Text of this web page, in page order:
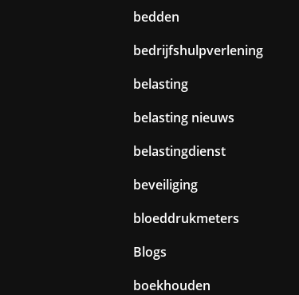
bedden
bedrijfshulpverlening
belasting
belasting nieuws
belastingdienst
beveiliging
bloeddrukmeters
Blogs
boekhouden